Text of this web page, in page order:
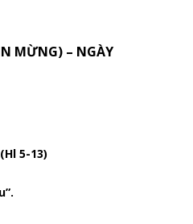
MỪNG) – NGÀY
5-13)